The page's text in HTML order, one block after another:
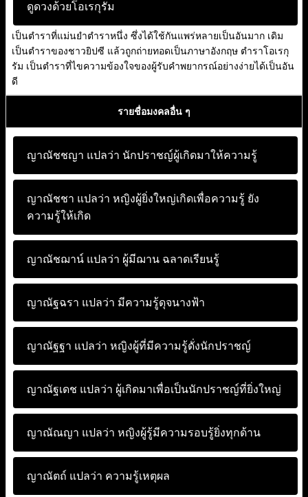
ดูดวงด้วยโอเรกุรัม
เป็นตำราที่แม่นยำตำราหนึ่ง ซึ่งได้ใช้กันแพร่หลายเป็นอันมาก เดิม
เป็นตำราของชาวยิปซี แล้วถูกถ่ายทอดเป็นภาษาอังกฤษ ตำราโอเรกุ
รัม เป็นตำราที่ไขความข้องใจของผู้รับคำพยากรณ์อย่างง่ายได้เป็นอัน
ดี
รายชื่อมงคลอื่น ๆ
ญาณัชชญา แปลว่า นักปราชญ์ผู้เกิดมาให้ความรู้
ญาณัชชา แปลว่า หญิงผู้ยิ่งใหญ่เกิดเพื่อความรู้ ยัง
ความรู้ให้เกิด
ญาณัชฌาน์ แปลว่า ผู้มีฌาน ฉลาดเรียนรู้
ญาณัฐฉรา แปลว่า มีความรู้ดุจนางฟ้า
ญาณัฐฐา แปลว่า หญิงผู้ที่มีความรู้ดั่งนักปราชญ์
ญาณัฐเดช แปลว่า ผู้เกิดมาเพื่อเป็นนักปราชญ์ที่ยิ่งใหญ่
ญาณัณญา แปลว่า หญิงผู้รู้มีความรอบรู้ยิ่งทุกด้าน
ญาณัตถ์ แปลว่า ความรู้เหตุผล